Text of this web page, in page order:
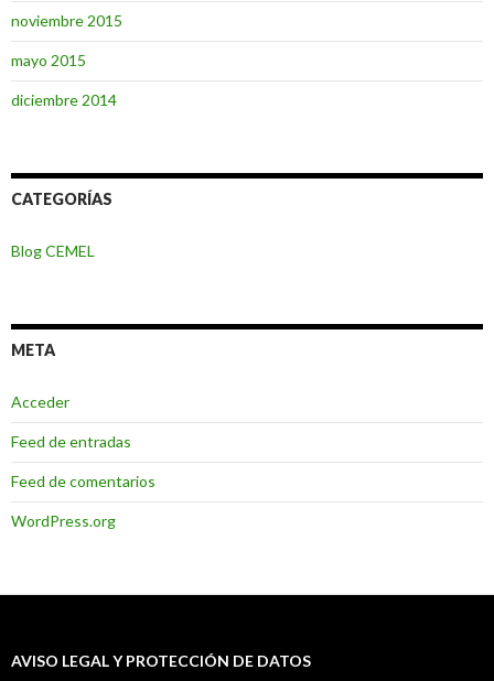
noviembre 2015
mayo 2015
diciembre 2014
CATEGORÍAS
Blog CEMEL
META
Acceder
Feed de entradas
Feed de comentarios
WordPress.org
AVISO LEGAL Y PROTECCIÓN DE DATOS